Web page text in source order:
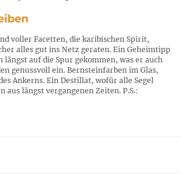
voller Facetten, die karibischen Spirit,
alles gut ins Netz geraten. Ein Geheimtipp
auf die Spur gekommen, was er auch
genussvoll ein. Bernsteinfarben im Glas,
Ankerns. Ein Destillat, wofür alle Segel
längst vergangenen Zeiten. P.S.: